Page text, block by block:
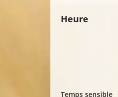
Heure
Temps sensible